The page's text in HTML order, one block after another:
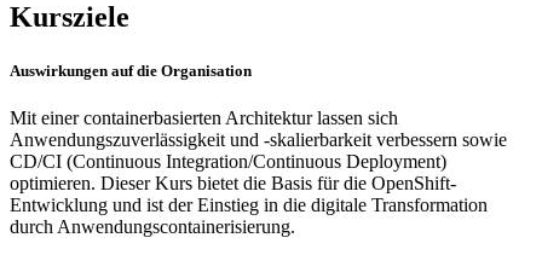
Kursziele
Auswirkungen auf die Organisation
Mit einer containerbasierten Architektur lassen sich
Anwendungszuverlässigkeit und -skalierbarkeit verbessern sowie
CD/CI (Continuous Integration/Continuous Deployment)
optimieren. Dieser Kurs bietet die Basis für die OpenShift-
Entwicklung und ist der Einstieg in die digitale Transformation
durch Anwendungscontainerisierung.